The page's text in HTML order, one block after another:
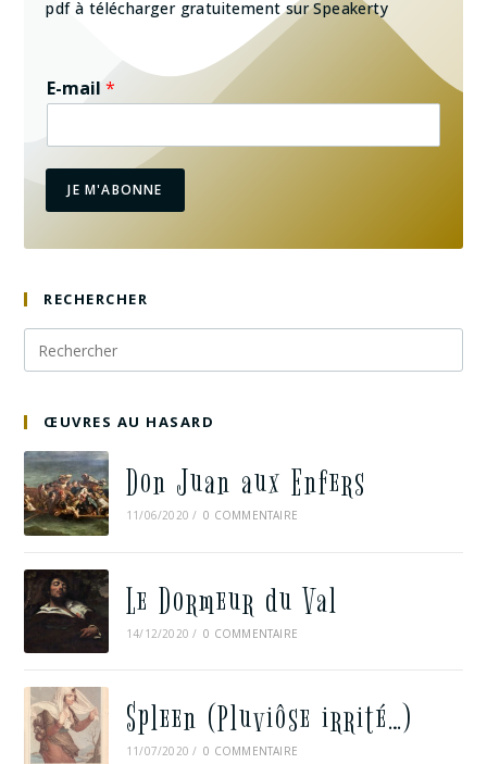
pdf à télécharger gratuitement sur Speakerty
E-mail*
JE M'ABONNE
RECHERCHER
ŒUVRES AU HASARD
Don Juan aux Enfers
11/06/2020 / 0 COMMENTAIRE
Le Dormeur du Val
14/12/2020 / 0 COMMENTAIRE
Spleen (Pluviôse irrité…)
11/07/2020 / 0 COMMENTAIRE